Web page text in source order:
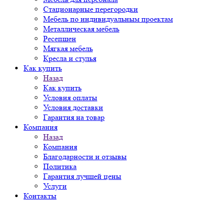
Стационарные перегородки
Мебель по индивидуальным проектам
Металлическая мебель
Ресепшен
Мягкая мебель
Кресла и стулья
Как купить
Назад
Как купить
Условия оплаты
Условия доставки
Гарантия на товар
Компания
Назад
Компания
Благодарности и отзывы
Политика
Гарантия лучшей цены
Услуги
Контакты